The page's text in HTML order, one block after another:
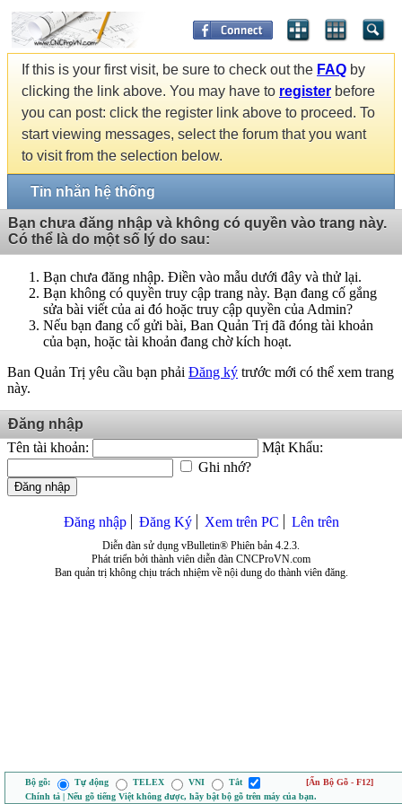
If this is your first visit, be sure to check out the FAQ by
clicking the link above. You may have to register before
you can post: click the register link above to proceed. To
start viewing messages, select the forum that you want
to visit from the selection below.
Tin nhắn hệ thống
Bạn chưa đăng nhập và không có quyền vào trang này.
Có thể là do một số lý do sau:
Bạn chưa đăng nhập. Điền vào mẫu dưới đây và thử lại.
Bạn không có quyền truy cập trang này. Bạn đang cố gắng
sửa bài viết của ai đó hoặc truy cập quyền của Admin?
Nếu bạn đang cố gửi bài, Ban Quản Trị đã đóng tài khoản
của bạn, hoặc tài khoản đang chờ kích hoạt.
Ban Quản Trị yêu cầu bạn phải Đăng ký trước mới có thể xem trang
này.
Đăng nhập
Tên tài khoản:
Mật Khẩu:
Ghi nhớ?
Đăng nhập
Đăng nhập Đăng Ký Xem trên PC Lên trên
Diễn đàn sử dụng vBulletin® Phiên bản 4.2.3.
Phát triển bởi thành viên diễn đàn CNCProVN.com
Ban quản trị không chịu trách nhiệm về nội dung do thành viên đăng.
Bộ gõ: Tự động TELEX VNI Tắt
[Ẩn Bộ Gõ - F12]
Chính tả | Nếu gõ tiếng Việt không được, hãy bật bộ gõ trên máy của bạn.